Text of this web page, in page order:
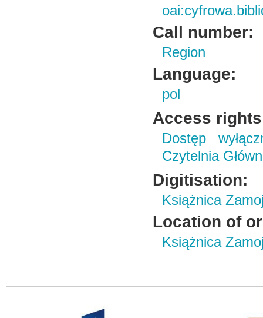
Call number:
Region
Language:
pol
Access
Dostęp
Czytelnia
Digitisation:
Książnica
Location of
Książnica